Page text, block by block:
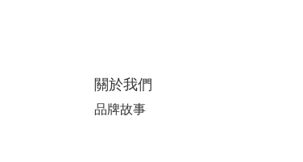
關於我們
品牌故事